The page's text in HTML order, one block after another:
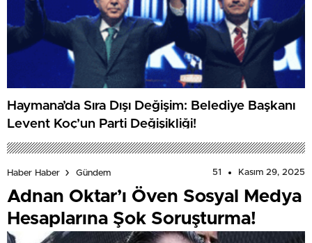
Haymana’da Sıra Dışı Değişim: Belediye Başkanı
Levent Koç’un Parti Değişikliği!
Haber Haber Gündem 51 Kasım 29, 2025
Adnan Oktar’ı Öven Sosyal Medya
Hesaplarına Şok Soruşturma!